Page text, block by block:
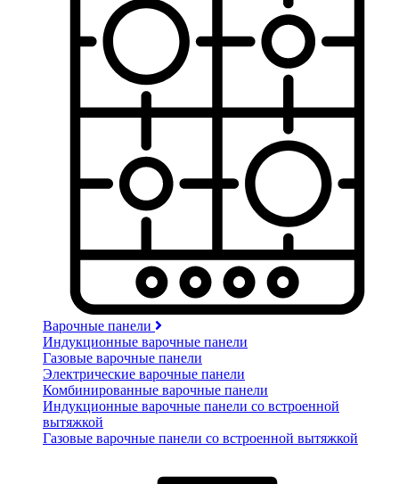
Варочные панели
Индукционные варочные панели
Газовые варочные панели
Электрические варочные панели
Комбинированные варочные панели
Индукционные варочные панели со встроенной
вытяжкой
Газовые варочные панели со встроенной вытяжкой